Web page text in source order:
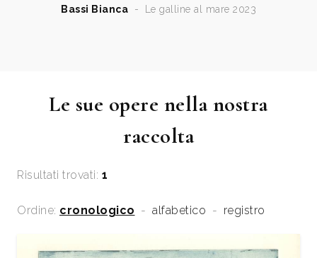
Bassi Bianca - Le galline al mare 2023
Le sue opere nella nostra
raccolta
Risultati trovati: 1
Ordine: cronologico - alfabetico - registro